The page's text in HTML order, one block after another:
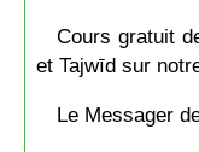
Cours gratuit
et Tajwīd sur